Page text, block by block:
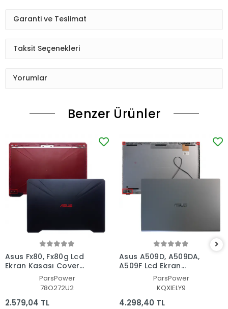
Garanti ve Teslimat
Taksit Seçenekleri
Yorumlar
Benzer Ürünler
Asus Fx80, Fx80g Lcd
Ekran Kasası Cover
Bezel - Çerçeve Set
ParsPower
78O272U2
2.579,04 TL
Asus A509D, A509DA,
A509F Lcd Ekran
Kasası Cover Bezel -
Çerçeve Set
ParsPower
KQXIELY9
4.298,40 TL